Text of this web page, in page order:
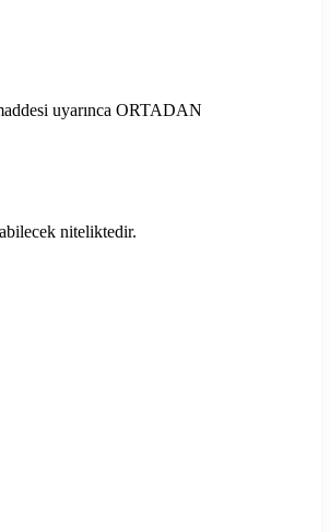
uyarınca ORTADAN
niteliktedir.